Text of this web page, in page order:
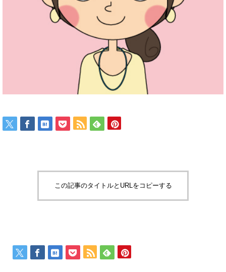
この記事のタイトルとURLをコピーする